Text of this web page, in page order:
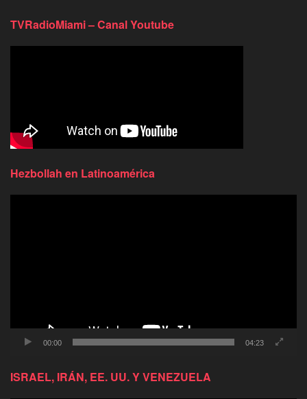
TVRadioMiami – Canal Youtube
Hezbollah en Latinoamérica
00:00 04:23
ISRAEL, IRÁN, EE. UU. Y VENEZUELA